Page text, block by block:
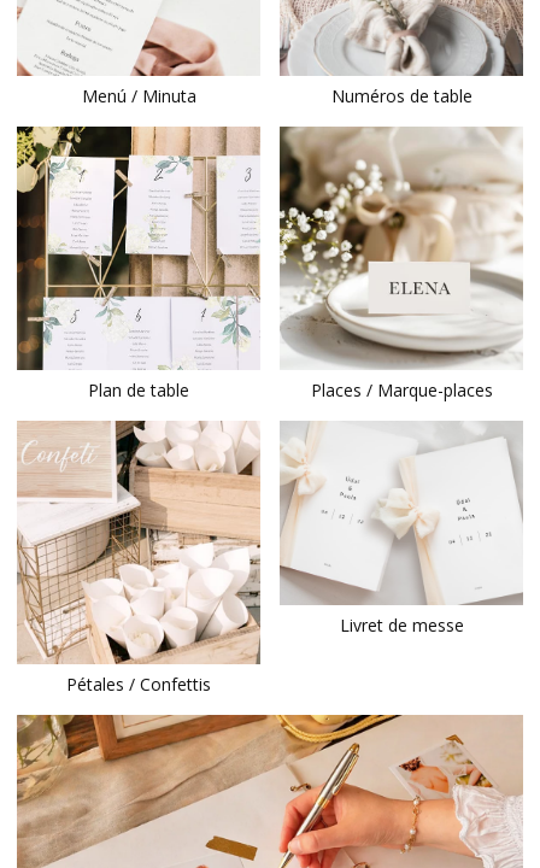
Menú / Minuta Numéros de table
Plan de table Places / Marque-places
Pétales / Confettis
Livret de messe